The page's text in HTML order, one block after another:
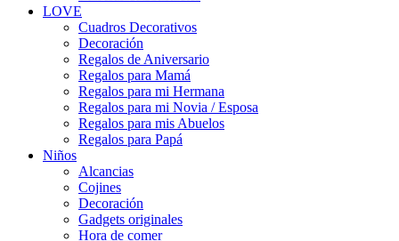
LOVE
Cuadros Decorativos
Decoración
Regalos de Aniversario
Regalos para Mamá
Regalos para mi Hermana
Regalos para mi Novia / Esposa
Regalos para mis Abuelos
Regalos para Papá
Niños
Alcancias
Cojines
Decoración
Gadgets originales
Hora de comer